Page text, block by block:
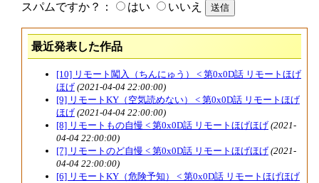
スパムですか？： はい いいえ
最近発表した作品
[10] リモート闖入（ちんにゅう） < 第0x0D話 リモートほげ
ほげ (2021-04-04 22:00:00)
[9] リモートKY（空気読めない） < 第0x0D話 リモートほげ
ほげ (2021-04-04 22:00:00)
[8] リモートもの自慢 < 第0x0D話 リモートほげほげ (2021-
04-04 22:00:00)
[7] リモートのど自慢 < 第0x0D話 リモートほげほげ (2021-
04-04 22:00:00)
[6] リモートKY（危険予知） < 第0x0D話 リモートほげほげ